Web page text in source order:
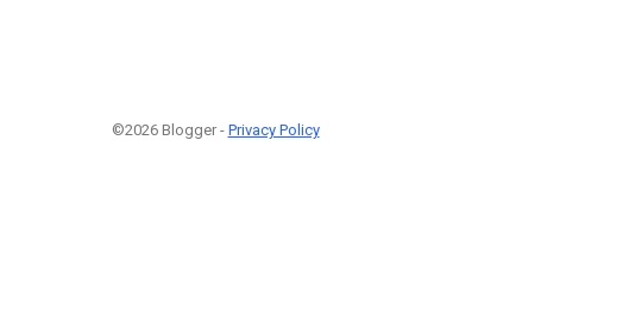
©2026 Blogger - Privacy Policy